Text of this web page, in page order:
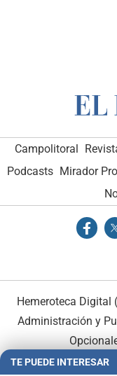
Campolitoral
Podcasts Mirador
Hemeroteca Digital
Administración y
TE PUEDE INTERESAR